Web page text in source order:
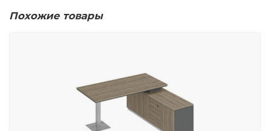
Похожие товары